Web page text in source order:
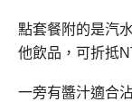
點套餐附的是汽
他飲品，可折抵
一旁有醬汁適合